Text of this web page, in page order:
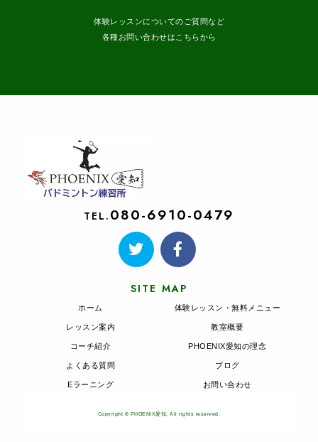
体験レッスンについてのご質問など
各種お問い合わせはこちらから
TEL. 080-6910-0479
SITE MAP
ホーム
レッスン案内
コーチ紹介
よくある質問
Eラーニング
体験レッスン・無料メニュー
教室概要
PHOENIX愛知の理念
ブログ
お問い合わせ
Copyright © PHOENIX愛知. All rights reserved.